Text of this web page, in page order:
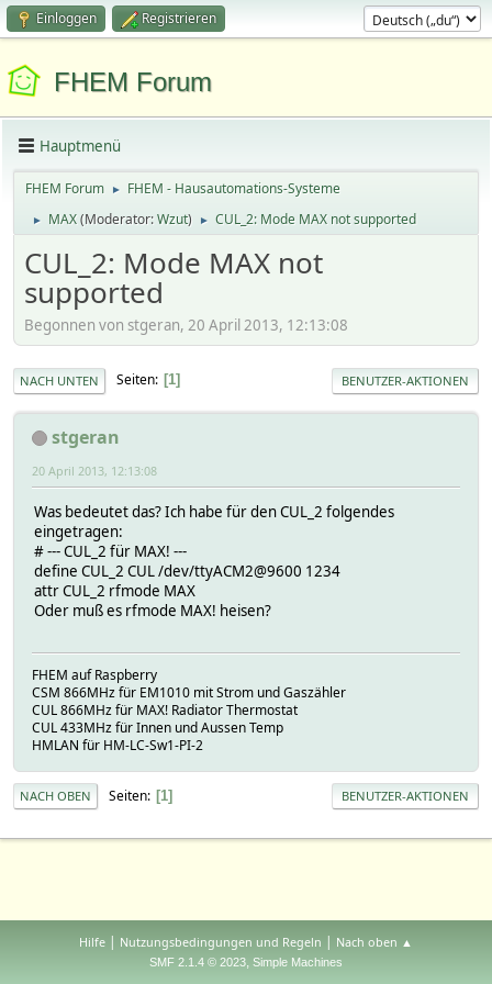
Einloggen Registrieren
FHEM Forum
Hauptmenü
FHEM Forum ► FHEM - Hausautomations-Systeme
► MAX(Moderator:Wzut) ► CUL_2: Mode MAX not supported
CUL_2: Mode MAX not
supported
Begonnen von stgeran, 20 April 2013, 12:13:08
NACH UNTEN Seiten 1 BENUTZER-AKTIONEN
stgeran
20 April 2013, 12:13:08
Was bedeutet das? Ich habe für den CUL_2 folgendes
eingetragen:
# --- CUL_2 für MAX! ---
define CUL_2 CUL /dev/ttyACM2@9600 1234
attr CUL_2 rfmode MAX
Oder muß es rfmode MAX! heisen?
FHEM auf Raspberry
CSM 866MHz für EM1010 mit Strom und Gaszähler
CUL 866MHz für MAX! Radiator Thermostat
CUL 433MHz für Innen und Aussen Temp
HMLAN für HM-LC-Sw1-PI-2
NACH OBEN Seiten 1 BENUTZER-AKTIONEN
Hilfe | Nutzungsbedingungen und Regeln | Nach oben ▲
SMF 2.1.4 © 2023, Simple Machines